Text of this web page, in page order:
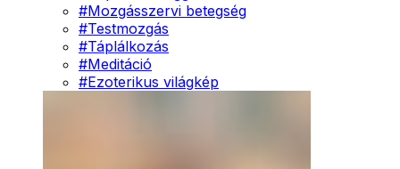
#Mozgásszervi betegség
#Testmozgás
#Táplálkozás
#Meditáció
#Ezoterikus világkép